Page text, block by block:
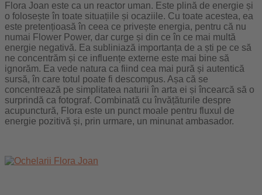
Flora Joan este ca un reactor uman. Este plină de energie și
o folosește în toate situațiile și ocaziile. Cu toate acestea, ea
este pretențioasă în ceea ce privește energia, pentru că nu
numai Flower Power, dar curge și din ce în ce mai multă
energie negativă. Ea subliniază importanța de a ști pe ce să
ne concentrăm și ce influențe externe este mai bine să
ignorăm. Ea vede natura ca fiind cea mai pură și autentică
sursă, în care totul poate fi descompus. Așa că se
concentrează pe simplitatea naturii în arta ei și încearcă să o
surprindă ca fotograf. Combinată cu învățăturile despre
acupunctură, Flora este un punct moale pentru fluxul de
energie pozitivă și, prin urmare, un minunat ambasador.